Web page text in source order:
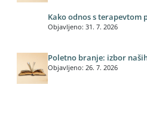
Kako odnos s terapevtom
Objavljeno: 31. 7. 2026
Poletno branje: izbor
Objavljeno: 26. 7. 2026